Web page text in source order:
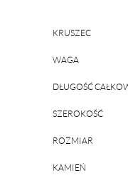
KRUSZEC
WAGA
DŁUGOŚĆ
SZEROKOŚĆ
ROZMIAR
KAMIEŃ